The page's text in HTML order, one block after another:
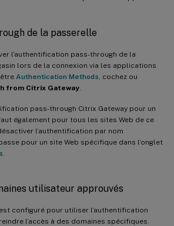
de la passerelle
l’authentification pass-through de la
lors de la connexion via les applications
Authentication Methods , cochez ou
from Citrix Gateway
pass-through Citrix Gateway pour un
également pour tous les sites Web de ce
l’authentification par nom
pour un site Web spécifique dans l’onglet
utilisateur approuvés
configuré pour utiliser l’authentification
l’accès à des domaines spécifiques.